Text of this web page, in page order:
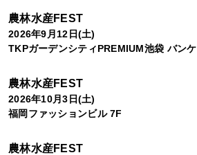
農林水産FEST
2026年9月12日(土)
TKPガーデンシティPREMIUM池袋 バン
農林水産FEST
2026年10月3日(土)
福岡ファッションビル 7F
農林水産FEST